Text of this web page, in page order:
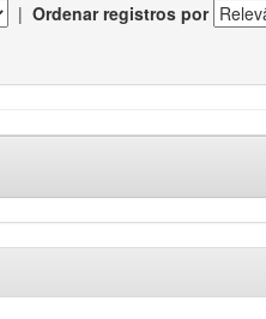
| Ordenar registros por